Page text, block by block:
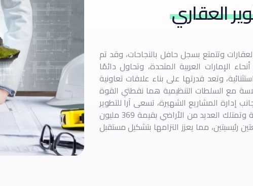
العقاري
وتتمتع بسجل حافل بالنجاحات، وقد تم
الإمارات العربية المتحدة، وتحاول دائمًا
وتعد قدرتها على بناء علاقات تعاونية
مع السلطات التنظيمية هما نقطتي القوة
إدارة المشاريع الشهيرة، تسعى آرا للتطوير
العقاري بنشاط إلى عمليات الاستحواذ الاستراتيجية وتمتلك العديد من الأراضي بقيمة 369 مليون
رئيسيتين، مما يعزز التزامها بتشكيل مستقبل